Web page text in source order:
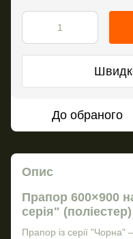
До обраного
Опис
Прапор 600×900
серія" (поліестер)
Прапор із серії